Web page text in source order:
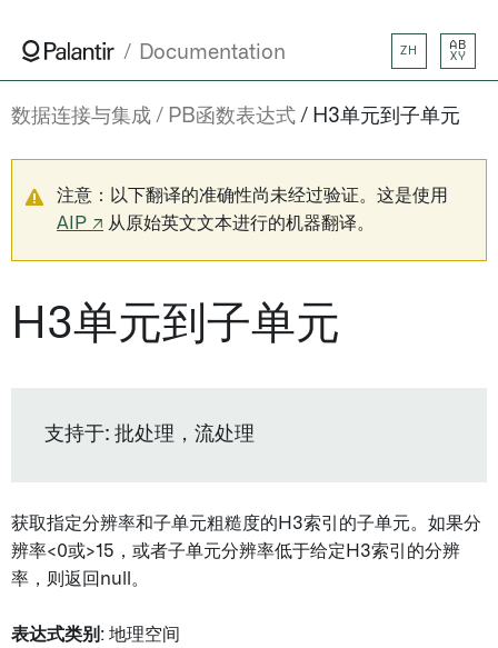
Documentation ZH
AB
XY
数据连接与集成 PB函数表达式 H3单元到子单元
注意：以下翻译的准确性尚未经过验证。这是使用
AIP ↗ 从原始英文文本进行的机器翻译。
H3单元到子单元
支持于: 批处理，流处理
获取指定分辨率和子单元粗糙度的H3索引的子单元。如果分
辨率<0或>15，或者子单元分辨率低于给定H3索引的分辨
率，则返回null。
表达式类别 : 地理空间